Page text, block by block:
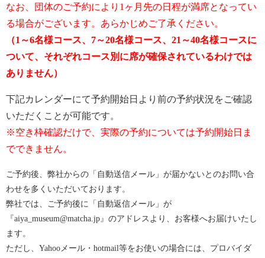
なお、団体のご予約により1ヶ月先の日程が満席となってい
る場合がございます。あらかじめご了承ください。
（1～6名様コース、7～20名様コース、21～40名様コースに
ついて、それぞれコース別に席が確保されているわけでは
ありません）
下記カレンダーにて予約開始日より前の予約状況をご確認
いただくことが可能です。
※空き枠確認だけで、実際の予約については予約開始日ま
でできません。
ご予約後、弊社からの「自動送信メール」が届かないとのお問い合
わせを多くいただいております。
弊社では、ご予約後に「自動返信メール」が
『aiya_museum@matcha.jp』のアドレスより、お客様へお届けいたし
ます。
ただし、Yahooメール・hotmail等をお使いの場合には、プロバイダ